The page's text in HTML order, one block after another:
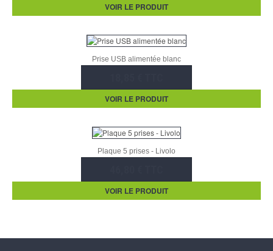
VOIR LE PRODUIT
Prise USB alimentée blanc
VOIR LE PRODUIT
Plaque 5 prises - Livolo
VOIR LE PRODUIT